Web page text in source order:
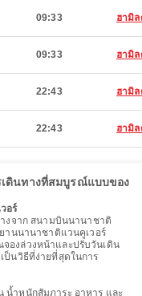
09:33 ฮามิ
09:33 ฮามิ
22:43 ฮามิ
22:43 ฮามิ
ดินทางที่สมบูรณ์แบบของ
อร์
งจาก สนามบินนานาชาติ
านนานาชาติแวนคูเวอร์
องล่วงหน้าและปรับวันเดิน
ป็นวิธีที่ง่ายที่สุดในการ
น้ำหนักสัมภาระ อาหาร และ